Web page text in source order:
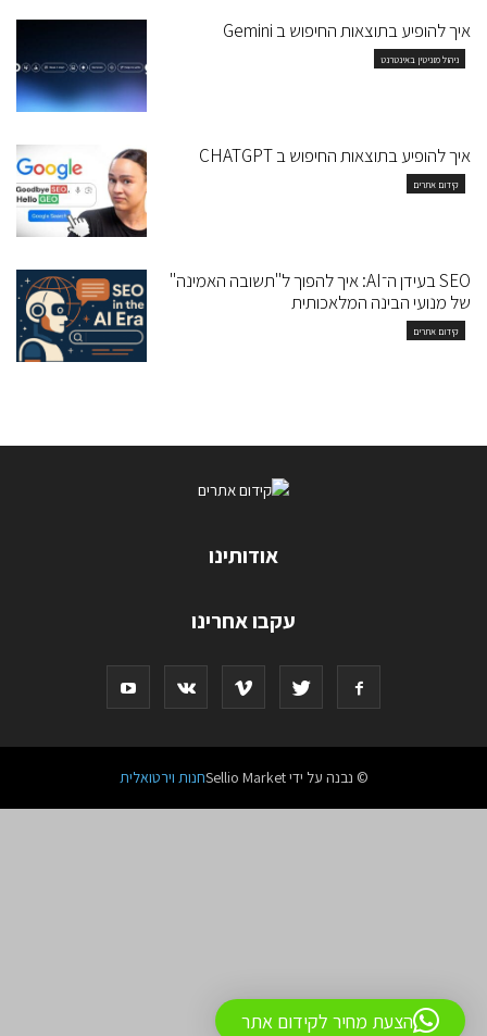
איך להופיע בתוצאות החיפוש ב Gemini
ניהול מוניטין באינטרנט
איך להופיע בתוצאות החיפוש ב CHATGPT
קידום אתרים
SEO בעידן ה־AI: איך להפוך ל"תשובה האמינה"
של מנועי הבינה המלאכותית
קידום אתרים
אודותינו
עקבו אחרינו
© נבנה על ידי Sellio Market חנות וירטואלית
הצעת מחיר לקידום אתר